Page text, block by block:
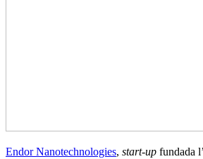
Endor Nanotechnologies, start-up­ fundada